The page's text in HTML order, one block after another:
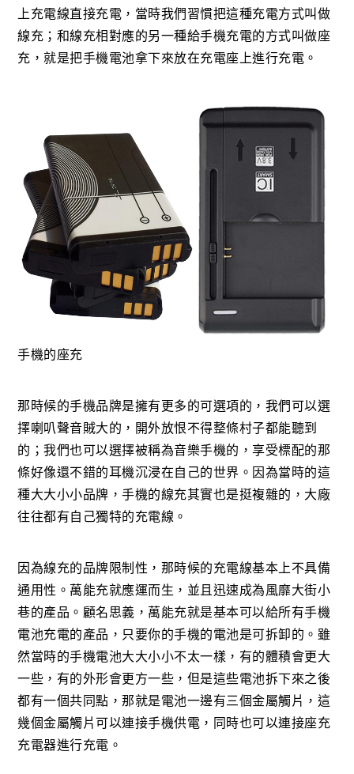
上充電線直接充電，當時我們習慣把這種充電方式叫做
線充；和線充相對應的另一種給手機充電的方式叫做座
充，就是把手機電池拿下來放在充電座上進行充電。
手機的座充
那時候的手機品牌是擁有更多的可選項的，我們可以選
擇喇叭聲音賊大的，開外放恨不得整條村子都能聽到
的；我們也可以選擇被稱為音樂手機的，享受標配的那
條好像還不錯的耳機沉浸在自己的世界。因為當時的這
種大大小小品牌，手機的線充其實也是挺複雜的，大廠
往往都有自己獨特的充電線。
因為線充的品牌限制性，那時候的充電線基本上不具備
通用性。萬能充就應運而生，並且迅速成為風靡大街小
巷的產品。顧名思義，萬能充就是基本可以給所有手機
電池充電的產品，只要你的手機的電池是可拆卸的。雖
然當時的手機電池大大小小不太一樣，有的體積會更大
一些，有的外形會更方一些，但是這些電池拆下來之後
都有一個共同點，那就是電池一邊有三個金屬觸片，這
幾個金屬觸片可以連接手機供電，同時也可以連接座充
充電器進行充電。